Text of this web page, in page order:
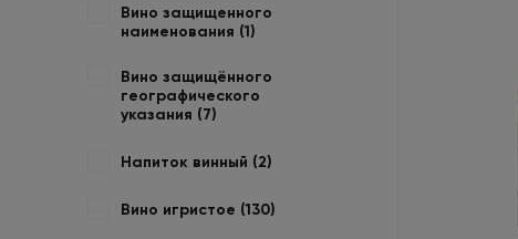
Вино защищенного
наименования (1)
Вино защищённого
географического
указания (7)
Напиток винный (2)
Вино игристое (130)